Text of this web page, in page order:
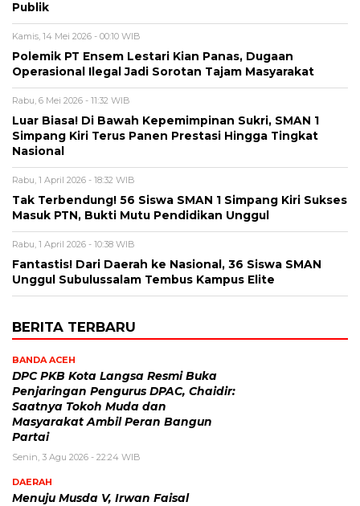
Publik
Kamis, 14 Mei 2026 - 00:10 WIB
Polemik PT Ensem Lestari Kian Panas, Dugaan
Operasional Ilegal Jadi Sorotan Tajam Masyarakat
Rabu, 6 Mei 2026 - 11:32 WIB
Luar Biasa! Di Bawah Kepemimpinan Sukri, SMAN 1
Simpang Kiri Terus Panen Prestasi Hingga Tingkat
Nasional
Rabu, 1 April 2026 - 18:32 WIB
Tak Terbendung! 56 Siswa SMAN 1 Simpang Kiri Sukses
Masuk PTN, Bukti Mutu Pendidikan Unggul
Rabu, 1 April 2026 - 10:38 WIB
Fantastis! Dari Daerah ke Nasional, 36 Siswa SMAN
Unggul Subulussalam Tembus Kampus Elite
BERITA TERBARU
BANDA ACEH
DPC PKB Kota Langsa Resmi Buka
Penjaringan Pengurus DPAC, Chaidir:
Saatnya Tokoh Muda dan
Masyarakat Ambil Peran Bangun
Partai
Senin, 3 Agu 2026 - 22:24 WIB
DAERAH
Menuju Musda V, Irwan Faisal